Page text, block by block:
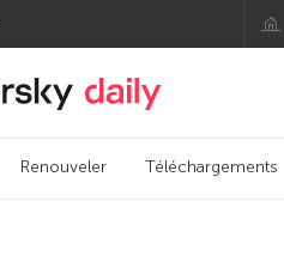
Blog officiel de Kaspersky
Renouveler Téléchargements